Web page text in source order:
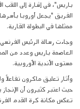
باريس"، في إشارة إلى اللقب
الفريق "يجعل أوروبا
ممثلها في البطولة القارية.
وجاءت رسالة الرئيس
العاصمة باريس وعدد من
مستوى الأندية الأوروبية.
وأثار تعليق ماكرون
حيث اعتبر كثيرون أن
تعكس مكانة كرة القدم